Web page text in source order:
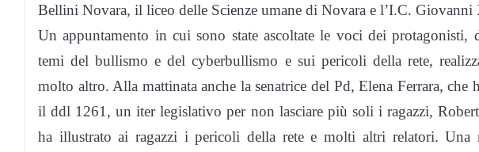
Bellini Novara, il liceo delle Scienze umane di Novara e l’I.C.
Un appuntamento in cui sono state ascoltate le voci dei protagonisti,
temi del bullismo e del cyberbullismo e sui pericoli della rete,
molto altro. Alla mattinata anche la senatrice del Pd, Elena Ferrara, che
il ddl 1261, un iter legislativo per non lasciare più soli i ragazzi,
ha illustrato ai ragazzi i pericoli della rete e molti altri relatori. Una